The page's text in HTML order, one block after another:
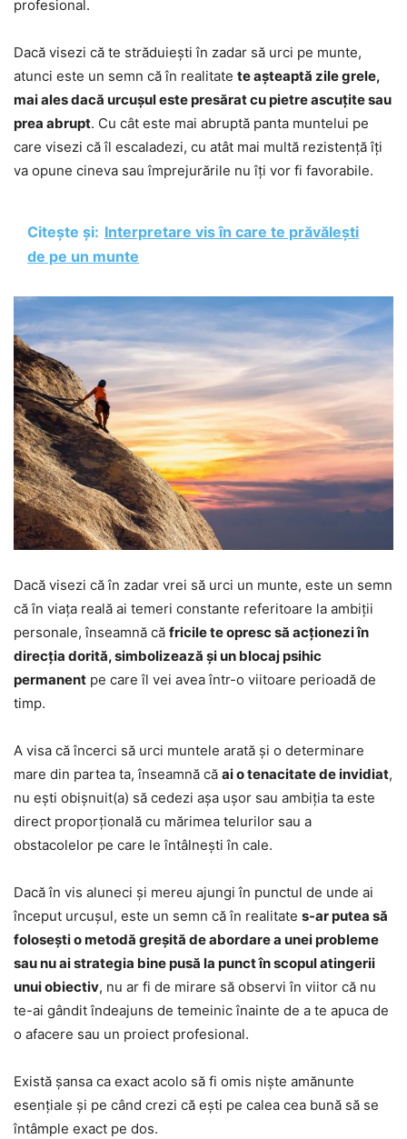
profesional.
Dacă visezi că te străduiești în zadar să urci pe munte,
atunci este un semn că în realitate te așteaptă zile grele,
mai ales dacă urcușul este presărat cu pietre ascuțite sau
prea abrupt. Cu cât este mai abruptă panta muntelui pe
care visezi că îl escaladezi, cu atât mai multă rezistență îți
va opune cineva sau împrejurările nu îți vor fi favorabile.
Citește și: Interpretare vis în care te prăvălești
de pe un munte
Dacă visezi că în zadar vrei să urci un munte, este un semn
că în viața reală ai temeri constante referitoare la ambiții
personale, înseamnă că fricile te opresc să acționezi în
direcția dorită, simbolizează și un blocaj psihic
permanent pe care îl vei avea într-o viitoare perioadă de
timp.
A visa că încerci să urci muntele arată și o determinare
mare din partea ta, înseamnă că ai o tenacitate de invidiat,
nu ești obișnuit(a) să cedezi așa ușor sau ambiția ta este
direct proporțională cu mărimea telurilor sau a
obstacolelor pe care le întâlnești în cale.
Dacă în vis aluneci și mereu ajungi în punctul de unde ai
început urcușul, este un semn că în realitate s-ar putea să
folosești o metodă greșită de abordare a unei probleme
sau nu ai strategia bine pusă la punct în scopul atingerii
unui obiectiv, nu ar fi de mirare să observi în viitor că nu
te-ai gândit îndeajuns de temeinic înainte de a te apuca de
o afacere sau un proiect profesional.
Există șansa ca exact acolo să fi omis niște amănunte
esențiale și pe când crezi că ești pe calea cea bună să se
întâmple exact pe dos.